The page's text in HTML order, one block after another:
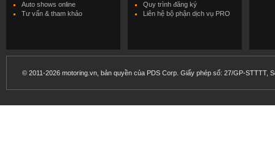
Auto shows online
Tư vấn & tham khảo
Quy trình đăng ký
Liên hệ bộ phận dịch vụ PRO
© 2011-2026 motoring.vn, bản quyền của PDS Corp. Giấy phép số: 27/GP-STTTT,